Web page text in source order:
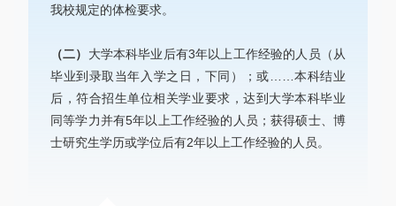
我校规定的体检要求。
（二） 大学本科毕业后有3年以上工作经验的人员（从
毕业到录取当年入学之日，下同）；或……本科结业
后，符合招生单位相关学业要求，达到大学本科毕业
同等学力并有5年以上工作经验的人员；获得硕士、博
士研究生学历或学位后有2年以上工作经验的人员。